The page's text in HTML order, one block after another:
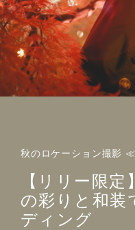
秋のロケーション撮影
【リリー限
の彩りと和装
ディング